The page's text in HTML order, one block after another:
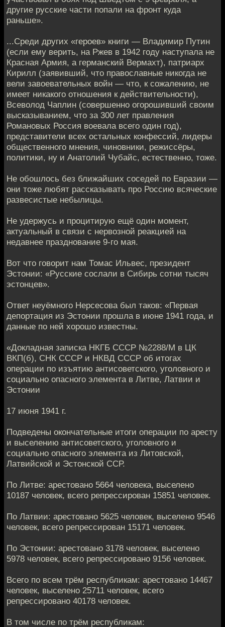
другие русские части попали на фронт куда
раньше».
...Среди других «героев» книги — Владимир Путин
(если ему верить, на Ржев в 1942 году наступала не
Красная Армия, а германский Вермахт), патриарх
Кирилл (заявивший, что православные никогда не
вели завоевательных войн — что, к сожалению, не
имеет никакого отношения к действительности),
Всеволод Чаплин (совершенно огорошивший своим
высказыванием, что за 300 лет правления
Романовых Россия воевала всего один год),
представители всех остальных конфессий, лидеры
общественного мнения, чиновники, режиссёры,
политики, ну и Анатолий Чубайс, естественно, тоже.
Не обошлось без ближайших соседей по Евразии —
они тоже любят рассказывать про Россию всяческие
развесистые небылицы.
Не удержусь и процитирую ещё один момент,
актуальный в связи с нервозной реакцией на
недавнее празднование 9-го мая.
Вот что говорит нам Томас Ильвес, президент
Эстонии: «Русские сослали в Сибирь сотни тысяч
эстонцев».
Ответ неуёмного Нерсесова был таков: «Первая
депортация из Эстонии прошла в июне 1941 года, и
данные по ней хорошо известны.
«Докладная записка НКГБ СССР №2288/М в ЦК
ВКП(б), СНК СССР и НКВД СССР об итогах
операции по изъятию антисоветского, уголовного и
социально опасного элемента в Литве, Латвии и
Эстонии
17 июня 1941 г.
Подведены окончательные итоги операции по аресту
и выселению антисоветского, уголовного и
социально опасного элемента из Литовской,
Латвийской и Эстонской ССР.
По Литве: арестовано 5664 человека, выселено
10187 человек, всего репрессирован 15851 человек.
По Латвии: арестовано 5625 человек, выселено 9546
человек, всего репрессирован 15171 человек.
По Эстонии: арестовано 3178 человек, выселено
5978 человек, всего репрессировано 9156 человек.
Всего по всем трём республикам: арестовано 14467
человек, выселено 25711 человек, всего
репрессировано 40178 человек.
В том числе по трём республикам: